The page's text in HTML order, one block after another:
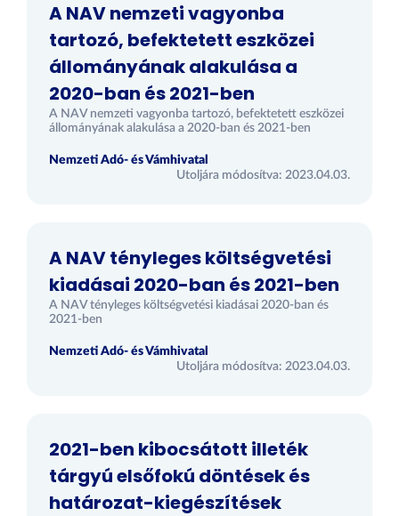
A NAV nemzeti vagyonba
tartozó, befektetett eszközei
állományának alakulása a
2020-ban és 2021-ben
A NAV nemzeti vagyonba tartozó, befektetett eszközei
állományának alakulása a 2020-ban és 2021-ben
Nemzeti Adó- és Vámhivatal
Utoljára módosítva: 2023.04.03.
A NAV tényleges költségvetési
kiadásai 2020-ban és 2021-ben
A NAV tényleges költségvetési kiadásai 2020-ban és
2021-ben
Nemzeti Adó- és Vámhivatal
Utoljára módosítva: 2023.04.03.
2021-ben kibocsátott illeték
tárgyú elsőfokú döntések és
határozat-kiegészítések